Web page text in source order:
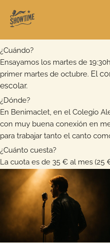
contenido
¿Cuándo?
Ensayamos los martes de
primer martes de octubre. El
escolar.
¿Dónde?
En Benimaclet, en el Colegio
con muy buena conexión en
para trabajar tanto el canto
¿Cuánto cuesta?
La cuota es de 35 € al mes (25